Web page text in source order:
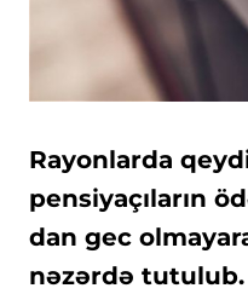
Rayonlarda
pensiyaçıların
dan gec
nəzərdə tutulub.